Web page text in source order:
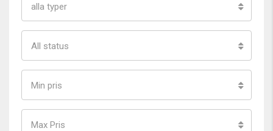
alla typer
All status
Min pris
Max Pris